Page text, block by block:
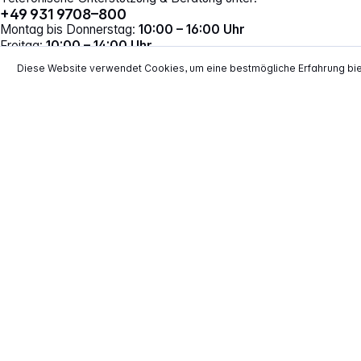
+49 931 9708–800
Montag bis Donnerstag: 10:00 – 16:00 Uhr
Freitag:10:00 – 14:00 Uhr
Vertrag widerrufen
Diese Website verwendet Cookies, um eine bestmögliche Erfahrung